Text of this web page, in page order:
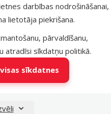
darbības nodrošināšanai,
lietotāja piekrišana.
pārvaldīšanu,
atradīsi sīkdatņu politikā.
sīkdatnes
VIENĪBAS GATVE